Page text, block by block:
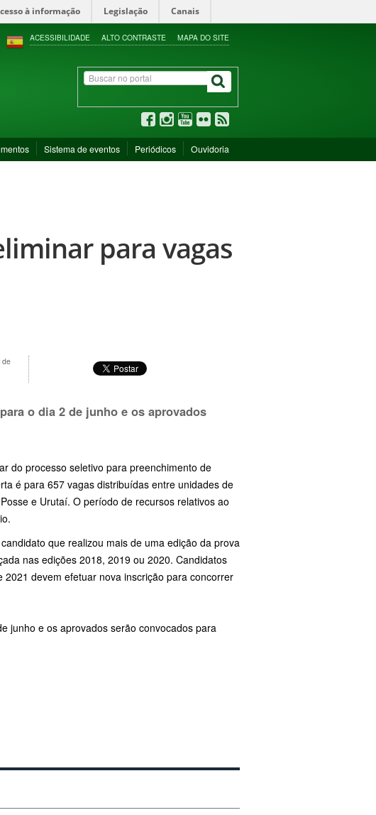
à informação Legislação Canais
ACESSIBILIDADE ALTO CONTRASTE MAPA DO SITE
Sistema de eventos Periódicos Ouvidoria
para vagas
de
o dia 2 de junho e os aprovados
do processo seletivo para preenchimento de
é para 657 vagas distribuídas entre unidades de
e Urutaí. O período de recursos relativos ao
que realizou mais de uma edição da prova
nas edições 2018, 2019 ou 2020. Candidatos
devem efetuar nova inscrição para concorrer
junho e os aprovados serão convocados para